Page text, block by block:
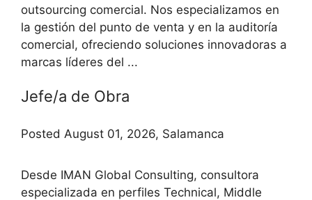
outsourcing comercial. Nos especializamos en
la gestión del punto de venta y en la auditoría
comercial, ofreciendo soluciones innovadoras a
marcas líderes del ...
Jefe/a de Obra
Posted August 01, 2026, Salamanca
Desde IMAN Global Consulting, consultora
especializada en perfiles Technical, Middle